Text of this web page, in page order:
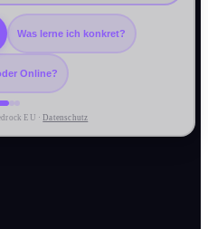
Was lerne ich konkret?
Online?
EU ·Datenschutz